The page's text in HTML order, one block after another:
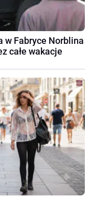
w Fabryce Norblina
całe wakacje